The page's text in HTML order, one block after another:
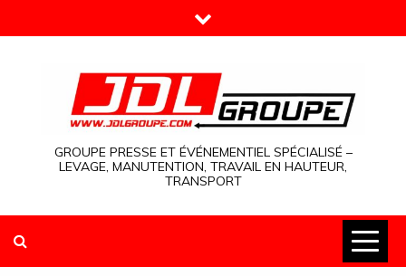
to
GROUPE PRESSE ET ÉVÉNEMENTIEL SPÉCIALISÉ –
LEVAGE, MANUTENTION, TRAVAIL EN HAUTEUR,
TRANSPORT